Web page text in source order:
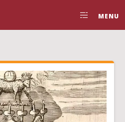
MENU